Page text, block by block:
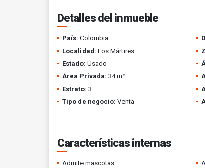
Detalles del inmueble
País: Colombia
Localidad: Los Mártires
Estado: Usado
Área Privada: 34 m²
Estrato: 3
Tipo de negocio: Venta
Características internas
Admite mascotas